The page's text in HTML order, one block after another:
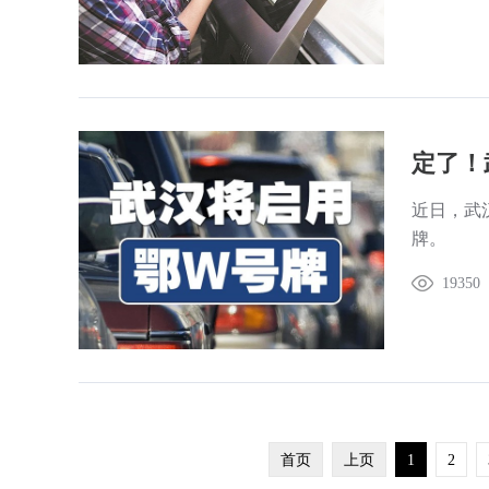
定了
近日，武
牌。
19350
首页 上页 1 2